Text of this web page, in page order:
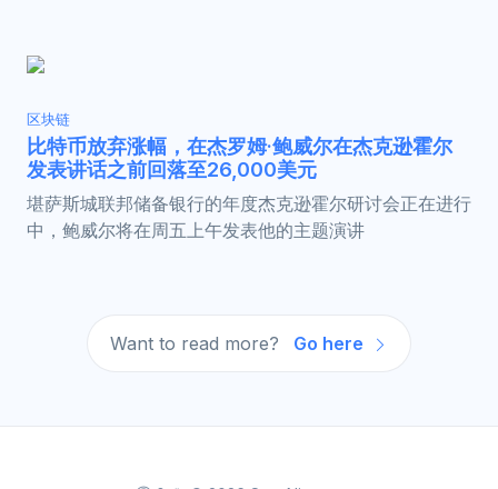
区块链
比特币放弃涨幅，在杰罗姆·鲍威尔在杰克逊霍尔
发表讲话之前回落至26,000美元
堪萨斯城联邦储备银行的年度杰克逊霍尔研讨会正在进行
中，鲍威尔将在周五上午发表他的主题演讲
Want to read more? Go here